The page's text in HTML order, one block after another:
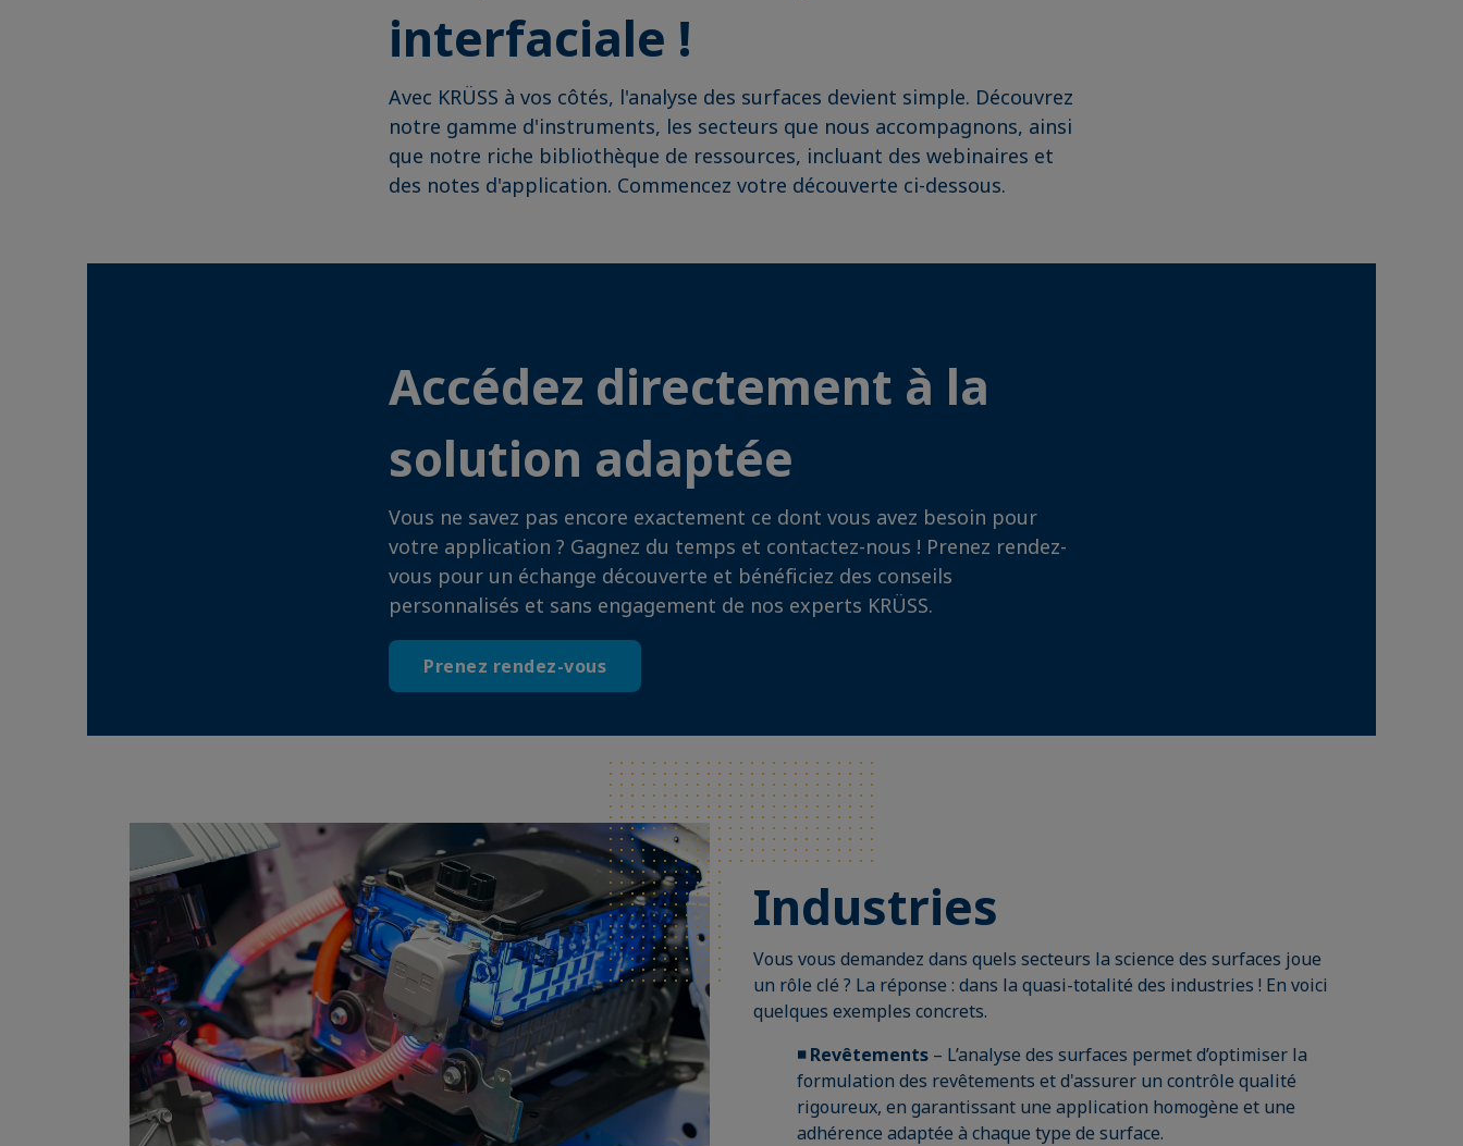
interfaciale !
Avec KRÜSS à vos côtés, l'analyse des surfaces devient simple. Découvrez
notre gamme d'instruments, les secteurs que nous accompagnons, ainsi
que notre riche bibliothèque de ressources, incluant des webinaires et
des notes d'application. Commencez votre découverte ci-dessous.
Accédez directement à la
solution adaptée
Vous ne savez pas encore exactement ce dont vous avez besoin pour
votre application ? Gagnez du temps et contactez-nous ! Prenez rendez-
vous pour un échange découverte et bénéficiez des conseils
personnalisés et sans engagement de nos experts KRÜSS.
Prenez rendez-vous
Industries
Vous vous demandez dans quels secteurs la science des surfaces joue
un rôle clé ? La réponse : dans la quasi-totalité des industries ! En voici
quelques exemples concrets.
◾ Revêtements – L’analyse des surfaces permet d’optimiser la
formulation des revêtements et d'assurer un contrôle qualité
rigoureux, en garantissant une application homogène et une
adhérence adaptée à chaque type de surface.